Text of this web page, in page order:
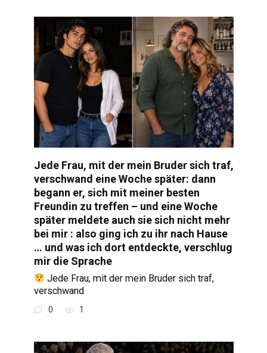
Jede Frau, mit der mein Bruder sich traf,
verschwand eine Woche später: dann
begann er, sich mit meiner besten
Freundin zu treffen – und eine Woche
später meldete auch sie sich nicht mehr
bei mir : also ging ich zu ihr nach Hause
… und was ich dort entdeckte, verschlug
mir die Sprache
Jede Frau, mit der mein Bruder sich traf,
verschwand
0 1